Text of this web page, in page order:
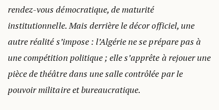
rendez-vous démocratique, de maturité
institutionnelle. Mais derrière le décor officiel, une
autre réalité s’impose : l’Algérie ne se prépare pas à
une compétition politique ; elle s’apprête à rejouer une
pièce de théâtre dans une salle contrôlée par le
pouvoir militaire et bureaucratique.